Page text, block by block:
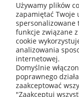
informacje o
Używamy plików
zapamiętać Twoje
spersonalizowane
funkcje związane
cookie
analizowania
internetowej.
Domyślnie
poprawnego
zaakceptować
"Zaakceptuj